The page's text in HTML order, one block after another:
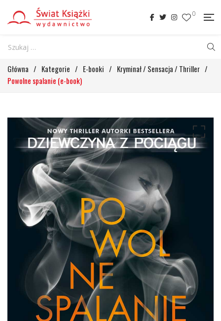
0
Główna / Kategorie / E-booki / Kryminał / Sensacja / Thriller /
Powolne spalanie (e-book)